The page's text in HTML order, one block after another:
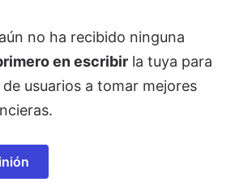
no ha recibido ninguna
en escribir la tuya para
usuarios a tomar mejores